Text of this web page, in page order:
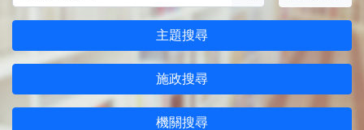
主題搜尋
施政搜尋
機關搜尋